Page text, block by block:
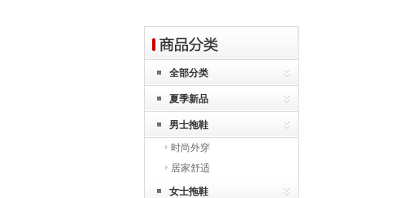
全部分类
夏季新品
男士拖鞋
时尚外穿
居家舒适
女士拖鞋